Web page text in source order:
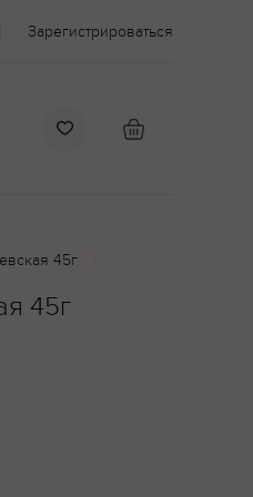
Зарегистрироваться
45г
45г